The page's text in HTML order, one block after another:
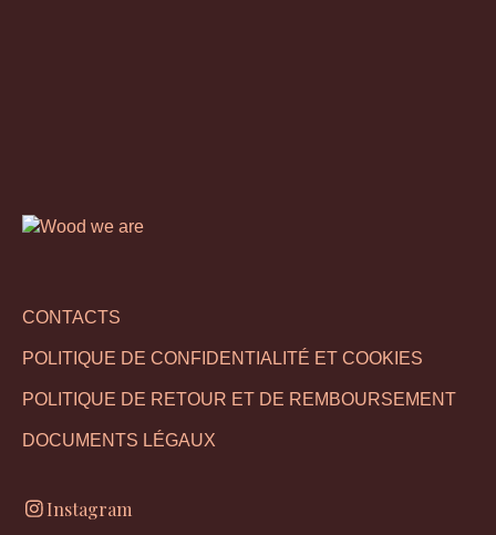
CONTACTS
POLITIQUE DE CONFIDENTIALITÉ ET COOKIES
POLITIQUE DE RETOUR ET DE REMBOURSEMENT
DOCUMENTS LÉGAUX
Instagram